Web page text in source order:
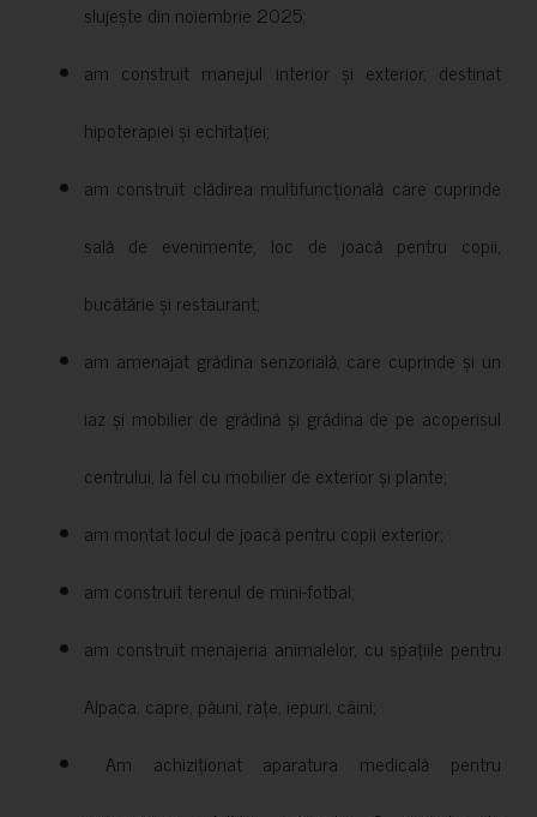
slujește din noiembrie 2025;
am construit manejul interior și exterior, destinat
hipoterapiei și echitației;
am construit clădirea multifuncțională care cuprinde
sală de evenimente, loc de joacă pentru copii,
bucătărie și restaurant;
am amenajat grădina senzorială, care cuprinde și un
iaz și mobilier de grădină și grădina de pe acoperisul
centrului, la fel cu mobilier de exterior și plante;
am montat locul de joacă pentru copii exterior;
am construit terenul de mini-fotbal;
am construit menajeria animalelor, cu spațiile pentru
Alpaca, capre, păuni, rațe, iepuri, câini;
Am achiziționat aparatura medicală pentru